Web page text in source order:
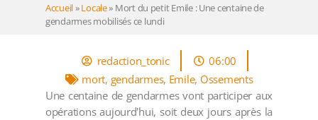
Accueil»Locale» Mort du petit Emile : Une centaine de
gendarmes mobilisés ce lundi
redaction_tonic
06:00
mort, gendarmes, Emile, Ossements
Une centaine de gendarmes vont participer aux
opérations aujourd'hui, soit deux jours après la